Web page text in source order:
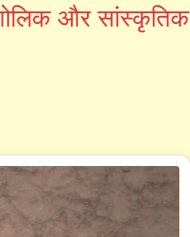
और सांस्कृतिक